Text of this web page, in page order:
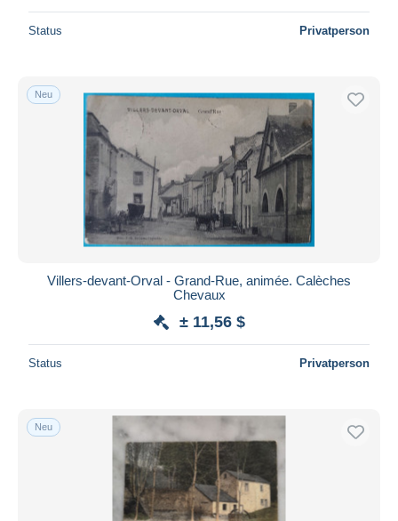
Status Privatperson
Neu
Villers-devant-Orval - Grand-Rue, animée. Calèches
Chevaux
± 11,56 $
Status Privatperson
Neu